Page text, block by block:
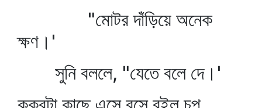
"মোটর দাঁড়িয়ে অনেক
ক্ষণ।'
সুনি বললে, "যেতে বলে দে।'